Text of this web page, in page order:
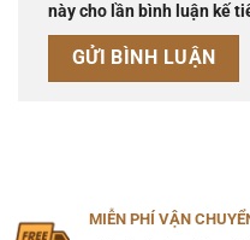
này cho lần bình luận kế
MIỄN PHÍ VẬN